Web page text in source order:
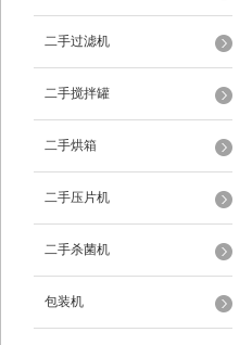
二手过滤机
二手搅拌罐
二手烘箱
二手压片机
二手杀菌机
包装机